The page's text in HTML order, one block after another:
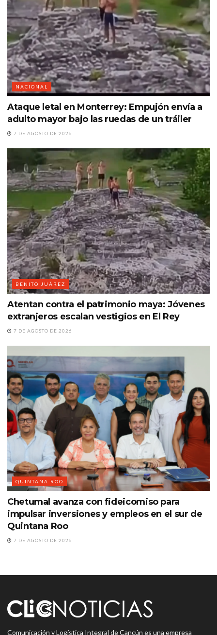
NACIONAL
Ataque letal en Monterrey: Empujón envía a
adulto mayor bajo las ruedas de un tráiler
7 DE AGOSTO DE 2026
BENITO JUÁREZ
Atentan contra el patrimonio maya: Jóvenes
extranjeros escalan vestigios en El Rey
7 DE AGOSTO DE 2026
QUINTANA ROO
Chetumal avanza con fideicomiso para
impulsar inversiones y empleos en el sur de
Quintana Roo
7 DE AGOSTO DE 2026
Comunicación y Logística Integral de Cancún es una empresa